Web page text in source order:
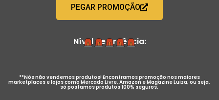
PEGAR PROMOÇÃO
Nível de Urgência:
**Nós não vendemos produtos! Encontramos promoção nos maiores
marketplaces e lojas como Mercado Livre, Amazon e Magazine Luiza, ou seja,
só postamos produtos 100% seguros.